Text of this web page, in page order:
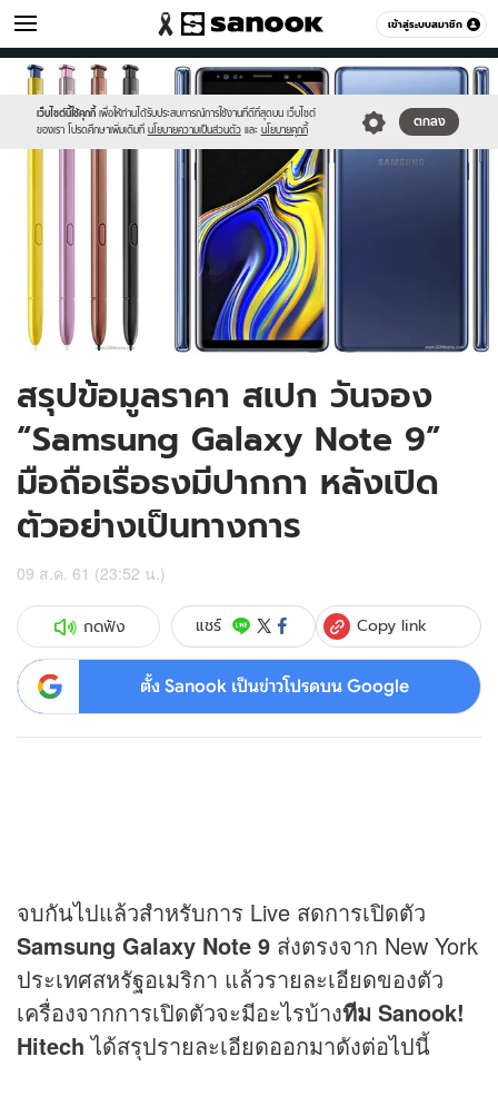
เข้าสู่ระบบสมาชิก
ไอที หมวดอื่นๆ
เว็บไซต์นี้ใช้คุกกี้ เพื่อให้ท่านได้รับประสบการณ์การใช้งานที่ดีที่สุดบน เว็บไซต์
ของเรา โปรดศึกษาเพิ่มเติมที่ นโยบายความเป็นส่วนตัว และ นโยบายคุกกี้
ตกลง
Sanook
//s.isanook.com/sr/0/images/logo-
new-
sanook.png
600
60
//s.isanook.com/hi/0/ud/291/1457901/untitled-
1.jpg
สรุปข้อมูลราคา สเปก วันจอง
“Samsung Galaxy Note 9”
มือถือเรือธงมีปากกา หลังเปิด
ตัวอย่างเป็นทางการ
09 ส.ค. 61 (23:52 น.)
กดฟัง แชร์ Copy link
ตั้ง Sanook เป็นข่าวโปรดบน Google
จบกันไปแล้วสำหรับการ Live สดการเปิดตัว
Samsung Galaxy Note 9 ส่งตรงจาก New York
ประเทศสหรัฐอเมริกา แล้วรายละเอียดของตัว
เครื่องจากการเปิดตัวจะมีอะไรบ้างทีม Sanook!
Hitechได้สรุปรายละเอียดออกมาดังต่อไปนี้